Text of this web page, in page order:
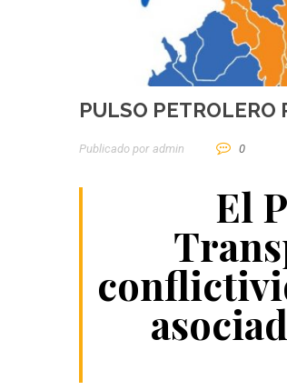
PULSO PETROLERO
Publicado por Admin 0
El